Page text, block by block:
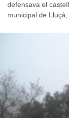
defensava el
municipal de